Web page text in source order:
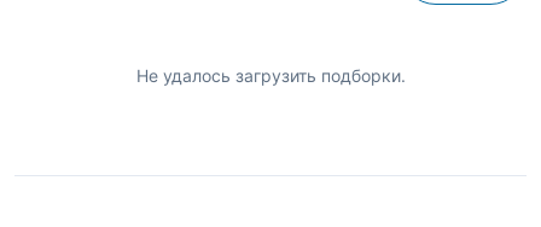
Не удалось загрузить подборки.